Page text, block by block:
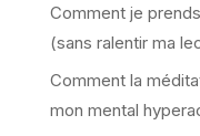
Comment je
(sans ralentir ma
Comment la
mon mental